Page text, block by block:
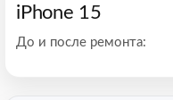
iPhone 15
До и после ремонта: